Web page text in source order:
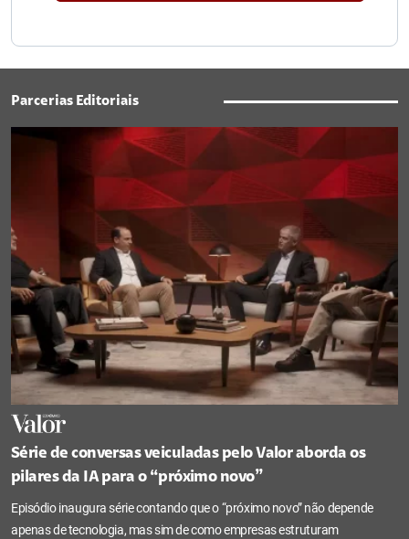
Parcerias Editoriais
Série de conversas veiculadas pelo Valor aborda os
pilares da IA para o “próximo novo”
Episódio inaugura série contando que o “próximo novo” não depende
apenas de tecnologia, mas sim de como empresas estruturam